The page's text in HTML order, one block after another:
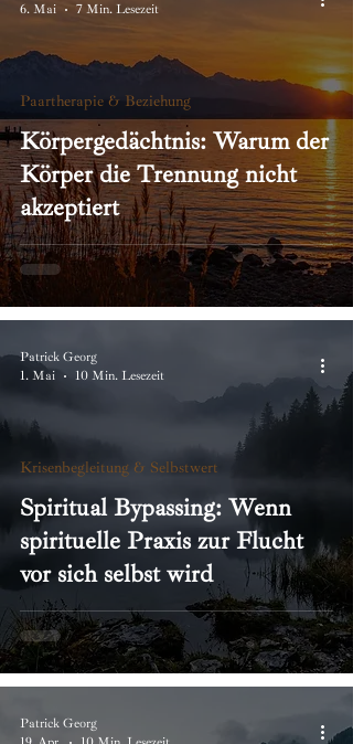
Körpergedächtnis: Warum der
Körper die Trennung nicht
akzeptiert
Paartherapie & Beziehung
6. Mai
7 Min. Lesezeit
Spiritual Bypassing: Wenn
spirituelle Praxis zur Flucht
vor sich selbst wird
Krisenbegleitung & Selbstwert
Patrick Georg
1. Mai
10 Min. Lesezeit
Patrick Georg